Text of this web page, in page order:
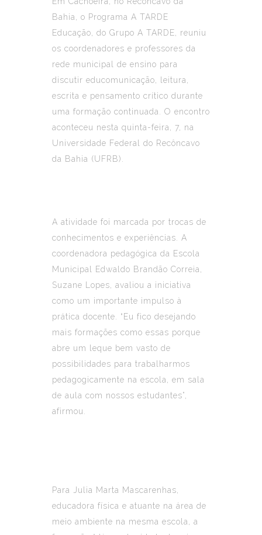
Bahia, o Programa A TARDE
Educação , do Grupo A TARDE, reuniu
os coordenadores e professores da
rede municipal de ensino para
discutir educomunicação, leitura,
escrita e pensamento crítico durante
uma formação continuada. O encontro
aconteceu nesta quinta-feira, 7, na
Universidade Federal do Recôncavo
da Bahia (UFRB).
A atividade foi marcada por trocas de
conhecimentos e experiências. A
coordenadora pedagógica da Escola
Municipal Edwaldo Brandão Correia,
Suzane Lopes, avaliou a iniciativa
como um importante impulso à
prática docente. “Eu fico desejando
mais formações como essas porque
abre um leque bem vasto de
possibilidades para trabalharmos
pedagogicamente na escola, em sala
de aula com nossos estudantes”,
afirmou.
Para Julia Marta Mascarenhas,
educadora física e atuante na área de
meio ambiente na mesma escola, a